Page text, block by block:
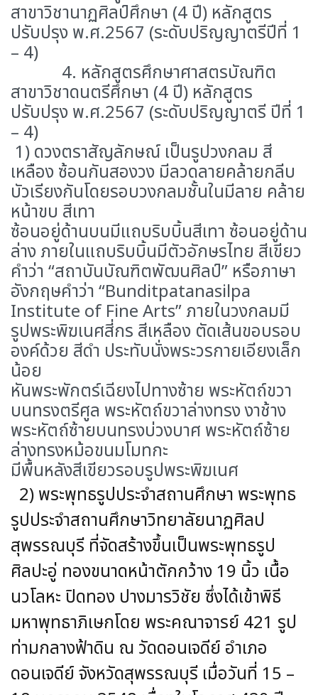
สาขาวิชานาฏศิลป์ศึกษา (4 ปี) หลักสูตร
ปรับปรุง พ.ศ.2567 (ระดับปริญญาตรีปีที่ 1
– 4)
4. หลักสูตรศึกษาศาสตรบัณฑิต
สาขาวิชาดนตรีศึกษา (4 ปี) หลักสูตร
ปรับปรุง พ.ศ.2567 (ระดับปริญญาตรี ปีที่ 1
– 4)
1) ดวงตราสัญลักษณ์ เป็นรูปวงกลม สี
เหลือง ซ้อนกันสองวง มีลวดลายคล้ายกลีบ
บัวเรียงกันโดยรอบวงกลมชั้นในมีลาย คล้าย
หน้าขบ สีเทา
ซ้อนอยู่ด้านบนมีแถบริบบิ้นสีเทา ซ้อนอยู่ด้าน
ล่าง ภายในแถบริบบิ้นมีตัวอักษรไทย สีเขียว
คำว่า “สถาบันบัณฑิตพัฒนศิลป์” หรือภาษา
อังกฤษคำว่า “Bunditpatanasilpa
Institute of Fine Arts” ภายในวงกลมมี
รูปพระพิฆเนศสี่กร สีเหลือง ตัดเส้นขอบรอบ
องค์ด้วย สีดำ ประทับนั่งพระวรกายเอียงเล็ก
น้อย
หันพระพักตร์เฉียงไปทางซ้าย พระหัตถ์ขวา
บนทรงตรีศูล พระหัตถ์ขวาล่างทรง งาช้าง
พระหัตถ์ซ้ายบนทรงบ่วงบาศ พระหัตถ์ซ้าย
ล่างทรงหม้อขนมโมทกะ
มีพื้นหลังสีเขียวรอบรูปพระพิฆเนศ
2) พระพุทธรูปประจำสถานศึกษา พระพุทธ
รูปประจำสถานศึกษาวิทยาลัยนาฏศิลป
สุพรรณบุรี ที่จัดสร้างขึ้นเป็นพระพุทธรูป
ศิลปะอู่ ทองขนาดหน้าตักกว้าง 19 นิ้ว เนื้อ
นวโลหะ ปิดทอง ปางมารวิชัย ซึ่งได้เข้าพิธี
มหาพุทธาภิเษกโดย พระคณาจารย์ 421 รูป
ท่ามกลางฟ้าดิน ณ วัดดอนเจดีย์ อำเภอ
ดอนเจดีย์ จังหวัดสุพรรณบุรี เมื่อวันที่ 15 –